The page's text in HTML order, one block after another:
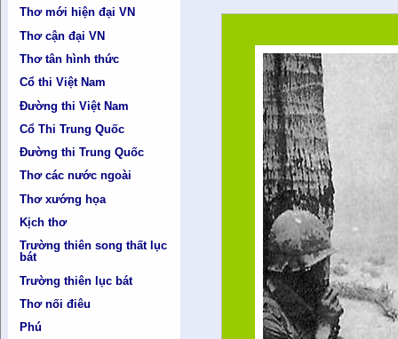
Thơ mới hiện đại VN
Thơ cận đại VN
Thơ tân hình thức
Cổ thi Việt Nam
Đường thi Việt Nam
Cổ Thi Trung Quốc
Đường thi Trung Quốc
Thơ các nước ngoài
Thơ xướng họa
Kịch thơ
Trường thiên song thất lục
bát
Trường thiên lục bát
Thơ nối điêu
Phú